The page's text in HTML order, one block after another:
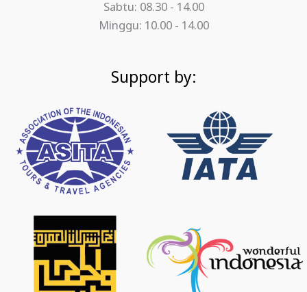
Sabtu: 08.30 - 14.00
Minggu: 10.00 - 14.00
Support by: